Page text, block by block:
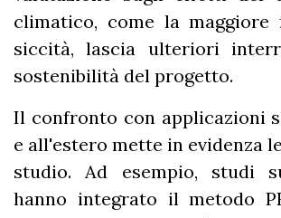
climatico, come la maggiore
siccità, lascia ulteriori
sostenibilità del progetto.
Il confronto con applicazioni
e all'estero mette in evidenza
studio. Ad esempio, studi
hanno integrato il metodo